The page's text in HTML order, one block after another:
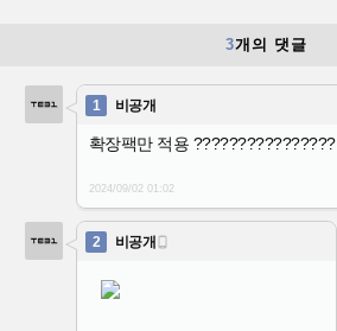
3개의 댓글
1 비공개
확장팩만 적용 ????????????????
2024/09/02 01:02
2 비공개 